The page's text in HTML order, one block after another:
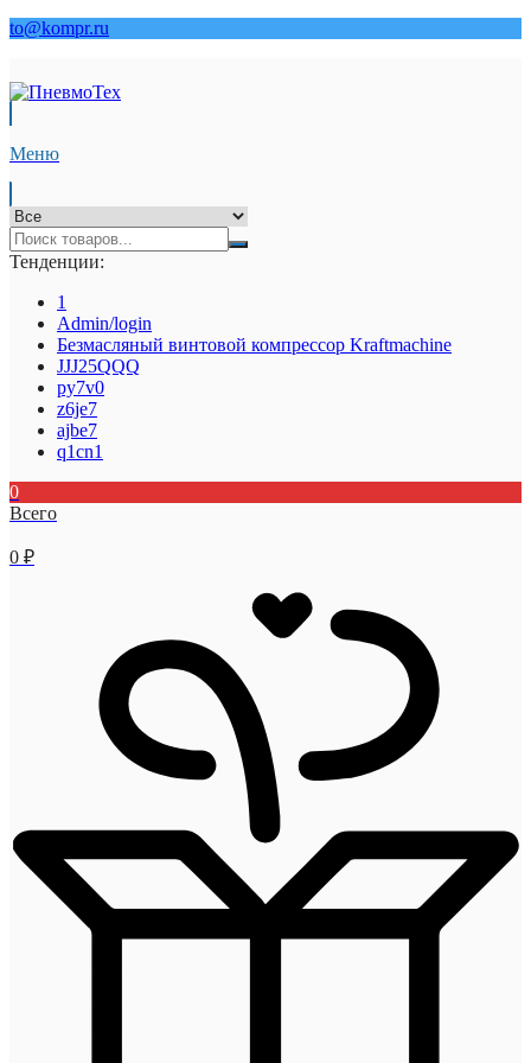
to@kompr.ru
Меню
Тенденции:
1
Admin/login
Безмасляный винтовой компрессор Kraftmaсhine
JJJ25QQQ
py7v0
z6je7
ajbe7
q1cn1
0
Всего
0 ₽